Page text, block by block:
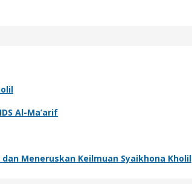
Al-Ma’arif
Meneruskan Keilmuan Syaikhona Kholil